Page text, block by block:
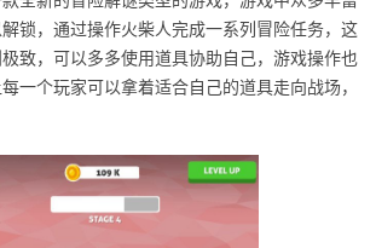
锁，通过操作火柴人完成一系列冒险任务，这
致，可以多多使用道具协助自己，游戏操作也
一个玩家可以拿着适合自己的道具走向战场，